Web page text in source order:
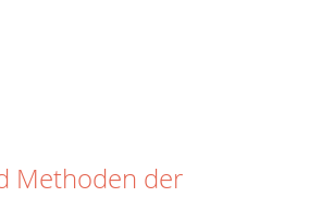
Methoden der